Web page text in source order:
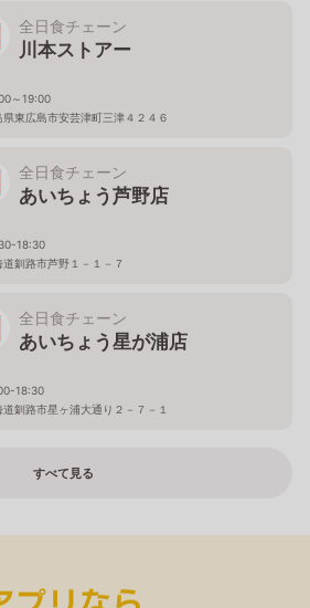
全日食チェーン
川本ストアー
～19:00
県東広島市安芸津町三津４２４６
全日食チェーン
あいちょう芦野店
18:30
道釧路市芦野１－１－７
全日食チェーン
あいちょう星が浦店
18:30
道釧路市星ヶ浦大通り２－７－１
すべて見る